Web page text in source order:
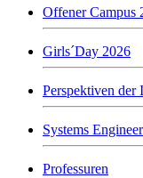
Offener Campus
Girls´Day 2026
Perspektiven der
Systems
Professuren